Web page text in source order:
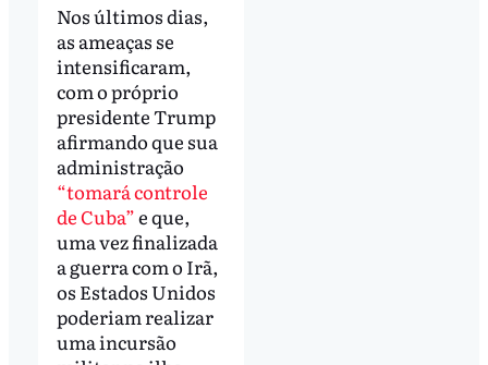
Nos últimos dias,
as ameaças se
intensificaram,
com o próprio
presidente Trump
afirmando que sua
administração
“tomará controle
de Cuba”e que,
uma vez finalizada
a guerra com o Irã,
os Estados Unidos
poderiam realizar
uma incursão